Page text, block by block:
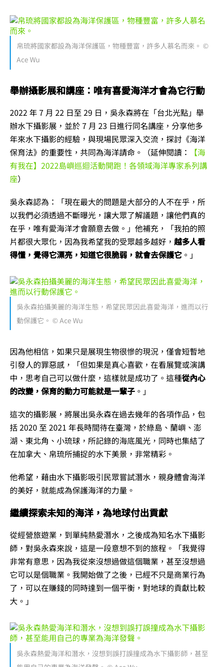
帛琉將國家都設為海洋保護區，物種豐富，許多人慕名而來。 ©
Ace Wu
舉辦攝影展和講座：唯有喜愛海洋才會為它行動
2022 年 7 月 22 日至 29 日，吳永森將在「台北光點」舉
辦水下攝影展，並於 7 月 23 日進行同名講座，分享他多
年來水下攝影的經驗，與現場民眾深入交流，探討《海洋
保育法》的重要性，共同為海洋請命。（延伸閱讀：
【海
有我在】2022島嶼巡迴活動開跑！各領域海洋專家系列講
座）
吳永森認為：「現在最大的問題是大部分的人不在乎，所
以我們必須透過不斷曝光，讓大眾了解議題，讓他們真的
在乎，唯有愛海洋才會願意去做。」他補充，「我拍的照
片都很大眾化，因為我希望我的受眾越多越好， 越多人看
得懂，覺得它漂亮，知道它很脆弱，就會去保護它 。」
吳永森拍攝美麗的海洋生態，希望民眾因此喜愛海洋，進而以行
動保護它。 © Ace Wu
因為他相信，如果只是展現生物很慘的現況，僅會短暫地
引發人的罪惡感，「但如果是真心喜歡，在看展覽或演講
中，思考自己可以做什麼，這樣就是成功了。這種從內心
的改變，保育的動力可能就是一輩子 。」
這次的攝影展，將展出吳永森在過去幾年的各項作品，包
括 2020 至 2021 年長時間待在臺灣，於綠島、蘭嶼、澎
湖、東北角、小琉球，所記錄的海底風光，同時也集結了
在加拿大、帛琉所捕捉的水下美景，非常精彩。
他希望，藉由水下攝影吸引民眾嘗試潛水，親身體會海洋
的美好，就能成為保護海洋的力量。
繼續探索未知的海洋，為地球付出貢獻
從經營旅遊業，到單純熱愛潛水，之後成為知名水下攝影
師，對吳永森來說，這是一段意想不到的旅程。「我覺得
非常有意思，因為我從來沒想過做這個職業，甚至沒想過
它可以是個職業。我開始做了之後，已經不只是商業行為
了，可以在賺錢的同時達到一個平衡，對地球的貢獻比較
大。」
吳永森熱愛海洋和潛水，沒想到誤打誤撞成為水下攝影師，甚至